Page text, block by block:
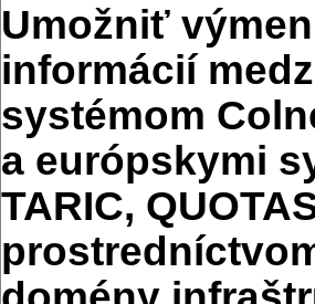
Umožniť
informácií
systémom
a európskymi
TARIC,